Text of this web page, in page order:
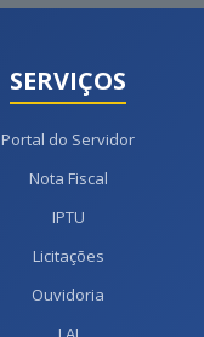
SERVIÇOS
Portal do Servidor
Nota Fiscal
IPTU
Licitações
Ouvidoria